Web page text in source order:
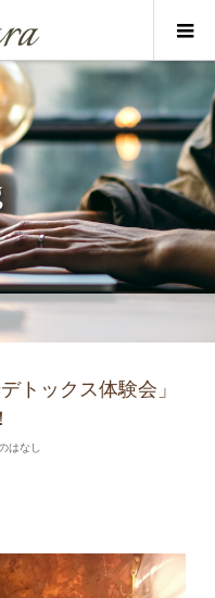
トックス体験会」
はなし